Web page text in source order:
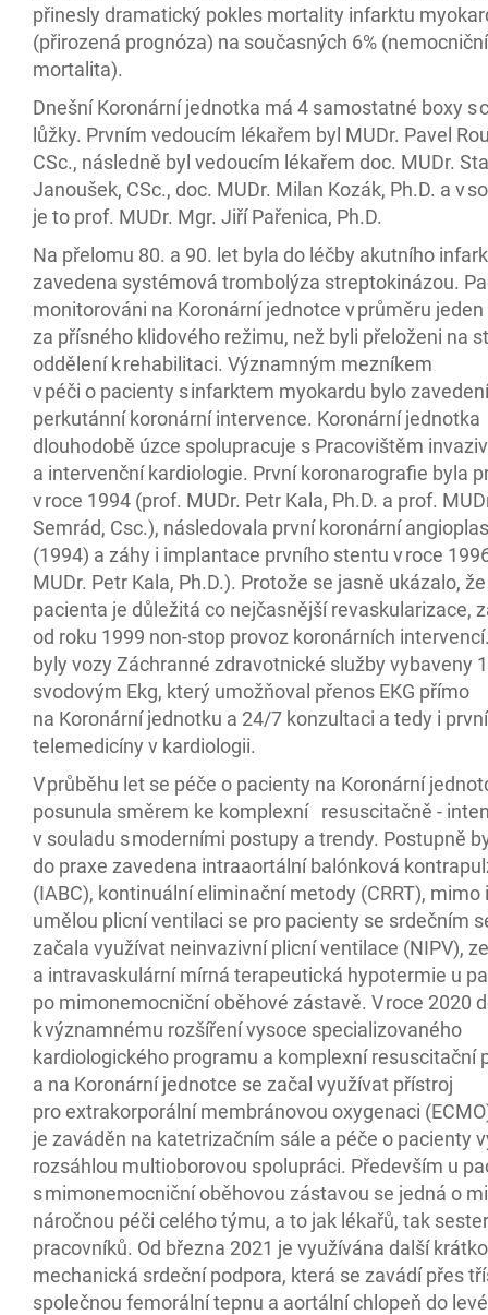
přinesly dramatický pokles mortality infarktu
(přirozená prognóza) na současných 6% (nemocniční
mortalita).
Dnešní Koronární jednotka má 4 samostatné boxy s
lůžky. Prvním vedoucím lékařem byl MUDr. Pavel
CSc., následně byl vedoucím lékařem doc. MUDr.
Janoušek, CSc., doc. MUDr. Milan Kozák, Ph.D. a v
je to prof. MUDr. Mgr. Jiří Pařenica, Ph.D.
Na přelomu 80. a 90. let byla do léčby akutního
zavedena systémová trombolýza streptokinázou.
monitorováni na Koronární jednotce v průměru
za přísného klidového režimu, než byli přeloženi na
oddělení k rehabilitaci. Významným mezníkem
v péči o pacienty s infarktem myokardu bylo zavedení
perkutánní koronární intervence. Koronární jednotka
dlouhodobě úzce spolupracuje s Pracovištěm
a intervenční kardiologie. První koronarografie byla
v roce 1994 (prof. MUDr. Petr Kala, Ph.D. a prof.
Semrád, Csc.), následovala první koronární
(1994) a záhy i implantace prvního stentu v roce
MUDr. Petr Kala, Ph.D.). Protože se jasně ukázalo,
pacienta je důležitá co nejčasnější revaskularizace,
od roku 1999 non-stop provoz koronárních
byly vozy Záchranné zdravotnické služby vybaveny
svodovým Ekg, který umožňoval přenos EKG přímo
na Koronární jednotku a 24/7 konzultaci a tedy i
telemedicíny v kardiologii.
V průběhu let se péče o pacienty na Koronární
posunula směrem ke komplexní resuscitačně -
v souladu s moderními postupy a trendy. Postupně
do praxe zavedena intraaortální balónková
(IABC), kontinuální eliminační metody (CRRT), mimo
umělou plicní ventilaci se pro pacienty se srdečním
začala využívat neinvazivní plicní ventilace (NIPV),
a intravaskulární mírná terapeutická hypotermie u
po mimonemocniční oběhové zástavě. V roce 2020
k významnému rozšíření vysoce specializovaného
kardiologického programu a komplexní resuscitační
a na Koronární jednotce se začal využívat přístroj
pro extrakorporální membránovou oxygenaci
je zaváděn na katetrizačním sále a péče o pacienty
rozsáhlou multioborovou spolupráci. Především u
s mimonemocniční oběhovou zástavou se jedná o
náročnou péči celého týmu, a to jak lékařů, tak
pracovníků. Od března 2021 je využívána další
mechanická srdeční podpora, která se zavádí přes
společnou femorální tepnu a aortální chlopeň do